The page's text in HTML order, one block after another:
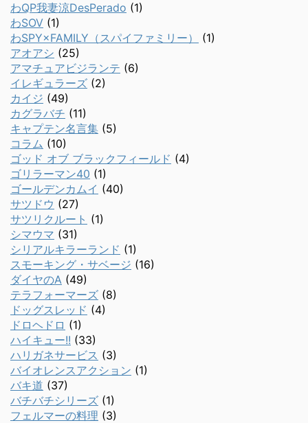
わQP我妻涼DesPerado (1)
わSOV (1)
わSPY×FAMILY（スパイファミリー）
(1)
アオアシ (25)
アマチュアビジランテ (6)
イレギュラーズ (2)
カイジ (49)
カグラバチ (11)
キャプテン名言集 (5)
コラム (10)
ゴッド オブ ブラックフィールド (4)
ゴリラーマン40 (1)
ゴールデンカムイ (40)
サツドウ (27)
サツリクルート (1)
シマウマ (31)
シリアルキラーランド (1)
スモーキング・サベージ (16)
ダイヤのA (49)
テラフォーマーズ (8)
ドッグスレッド (4)
ドロヘドロ (1)
ハイキュー!! (33)
ハリガネサービス (3)
バイオレンスアクション (1)
バキ道 (37)
バチバチシリーズ (1)
フェルマーの料理 (3)